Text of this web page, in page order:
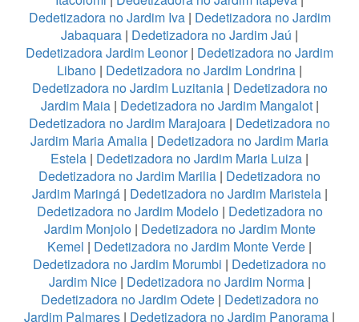
Dedetizadora no Jardim Iva| Dedetizadora no Jardim
Jabaquara | Dedetizadora no Jardim Jaú |
Dedetizadora Jardim Leonor| Dedetizadora no Jardim
Libano | Dedetizadora no Jardim Londrina |
Dedetizadora no Jardim Luzitania| Dedetizadora no
Jardim Maia| Dedetizadora no Jardim Mangalot|
Dedetizadora no Jardim Marajoara | Dedetizadora no
Jardim Maria Amalia | Dedetizadora no Jardim Maria
Estela | Dedetizadora no Jardim Maria Luiza |
Dedetizadora no Jardim Marilia | Dedetizadora no
Jardim Maringá| Dedetizadora no Jardim Maristela|
Dedetizadora no Jardim Modelo| Dedetizadora no
Jardim Monjolo| Dedetizadora no Jardim Monte
Kemel | Dedetizadora no Jardim Monte Verde |
Dedetizadora no Jardim Morumbi | Dedetizadora no
Jardim Nice| Dedetizadora no Jardim Norma|
Dedetizadora no Jardim Odete| Dedetizadora no
Jardim Palmares | Dedetizadora no Jardim Panorama |